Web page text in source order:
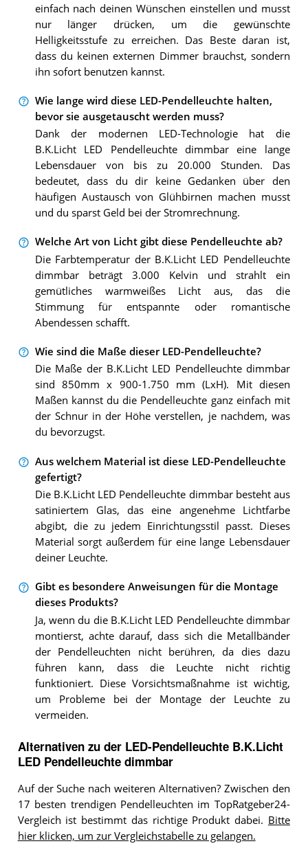
einfach nach deinen Wünschen einstellen und musst
nur länger drücken, um die gewünschte
Helligkeitsstufe zu erreichen. Das Beste daran ist,
dass du keinen externen Dimmer brauchst, sondern
ihn sofort benutzen kannst.
Wie lange wird diese LED-Pendelleuchte halten,
bevor sie ausgetauscht werden muss?
Dank der modernen LED-Technologie hat die
B.K.Licht LED Pendelleuchte dimmbar eine lange
Lebensdauer von bis zu 20.000 Stunden. Das
bedeutet, dass du dir keine Gedanken über den
häufigen Austausch von Glühbirnen machen musst
und du sparst Geld bei der Stromrechnung.
Welche Art von Licht gibt diese Pendelleuchte ab?
Die Farbtemperatur der B.K.Licht LED Pendelleuchte
dimmbar beträgt 3.000 Kelvin und strahlt ein
gemütliches warmweißes Licht aus, das die
Stimmung für entspannte oder romantische
Abendessen schafft.
Wie sind die Maße dieser LED-Pendelleuchte?
Die Maße der B.K.Licht LED Pendelleuchte dimmbar
sind 850mm x 900-1.750 mm (LxH). Mit diesen
Maßen kannst du die Pendelleuchte ganz einfach mit
der Schnur in der Höhe verstellen, je nachdem, was
du bevorzugst.
Aus welchem Material ist diese LED-Pendelleuchte
gefertigt?
Die B.K.Licht LED Pendelleuchte dimmbar besteht aus
satiniertem Glas, das eine angenehme Lichtfarbe
abgibt, die zu jedem Einrichtungsstil passt. Dieses
Material sorgt außerdem für eine lange Lebensdauer
deiner Leuchte.
Gibt es besondere Anweisungen für die Montage
dieses Produkts?
Ja, wenn du die B.K.Licht LED Pendelleuchte dimmbar
montierst, achte darauf, dass sich die Metallbänder
der Pendelleuchten nicht berühren, da dies dazu
führen kann, dass die Leuchte nicht richtig
funktioniert. Diese Vorsichtsmaßnahme ist wichtig,
um Probleme bei der Montage der Leuchte zu
vermeiden.
Alternativen zu der LED-Pendelleuchte B.K.Licht
LED Pendelleuchte dimmbar
Auf der Suche nach weiteren Alternativen? Zwischen den
17 besten trendigen Pendelleuchten im TopRatgeber24-
Vergleich ist bestimmt das richtige Produkt dabei. Bitte
hier klicken, um zur Vergleichstabelle zu gelangen.